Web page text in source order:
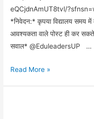
eQCjdnAmUT8tvl/
*निवेदन:* कृपया विद्यालय समय
आवश्यकता वाले पोस्ट ही कर
सवाल* @EduleadersUP …
Read More »